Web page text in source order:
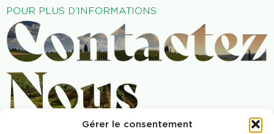
Gérer le consentement
POUR PLUS D’INFORMATIONS